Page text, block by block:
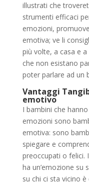
illustrati che
strumenti efficaci
emozioni,
emotiva; ve li
più volte, a casa e
che non esistano
poter parlare ad un
Vantaggi
emotivo
I bambini che
emozioni sono
emotiva: sono
spiegare e
preoccupati o felici.
ha un’emozione su
su chi ci sta vicino